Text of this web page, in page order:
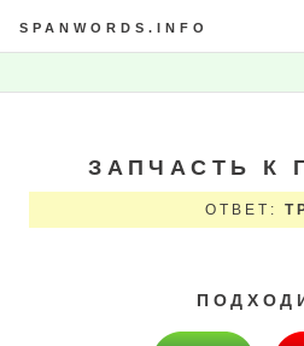
SPANWORDS.INFO
ЗАПЧАСТЬ К
ОТВЕТ: